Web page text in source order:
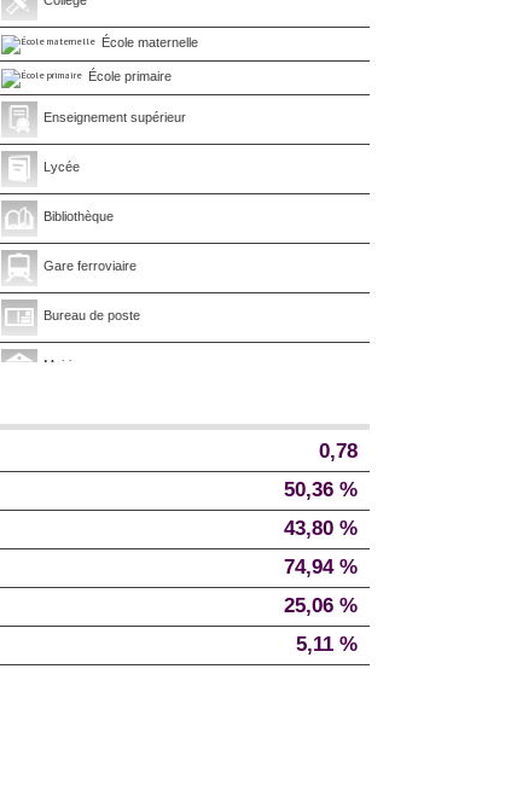
École maternelle
École primaire
Enseignement supérieur
Lycée
Bibliothèque
Gare ferroviaire
Bureau de poste
Mairie
0,78
50,36 %
43,80 %
74,94 %
25,06 %
5,11 %